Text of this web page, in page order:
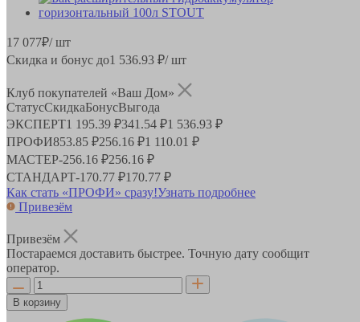
17 077₽/ шт
Скидка и бонус до1 536.93 ₽/ шт
Клуб покупателей «Ваш Дом»
СтатусСкидкаБонусВыгода
ЭКСПЕРТ1 195.39 ₽341.54 ₽1 536.93 ₽
ПРОФИ853.85 ₽256.16 ₽1 110.01 ₽
МАСТЕР-256.16 ₽256.16 ₽
СТАНДАРТ-170.77 ₽170.77 ₽
Как стать «ПРОФИ» сразу!Узнать подробнее
Привезём
Привезём
Постараемся доставить быстрее. Точную дату сообщит
оператор.
В корзину